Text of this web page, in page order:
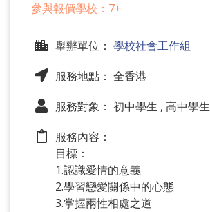
參與報價學校：7+
舉辦單位： 學校社會工作組
服務地點： 全香港
服務對象： 初中學生 , 高中學生
服務內容：
目標：
1.認識愛情的意義
2.學習戀愛關係中的心態
3.掌握兩性相處之道